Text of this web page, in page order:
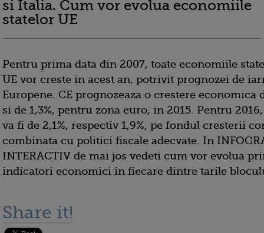
si Italia. Cum vor evolua economiile
statelor UE
Pentru prima data din 2007, toate economiile
UE vor creste in acest an, potrivit prognozei de
Europene. CE prognozeaza o crestere economica
si de 1,3%, pentru zona euro, in 2015. Pentru
va fi de 2,1%, respectiv 1,9%, pe fondul cresterii
combinata cu politici fiscale adecvate. In
INTERACTIV de mai jos vedeti cum vor evolua
indicatori economici in fiecare dintre tarile
Share it!